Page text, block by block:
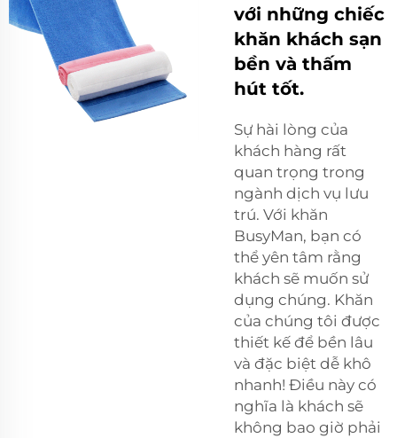
với những chiếc
khăn khách sạn
bền và thấm
hút tốt.
Sự hài lòng của
khách hàng rất
quan trọng trong
ngành dịch vụ lưu
trú. Với khăn
BusyMan, bạn có
thể yên tâm rằng
khách sẽ muốn sử
dụng chúng. Khăn
của chúng tôi được
thiết kế để bền lâu
và đặc biệt dễ khô
nhanh! Điều này có
nghĩa là khách sẽ
không bao giờ phải